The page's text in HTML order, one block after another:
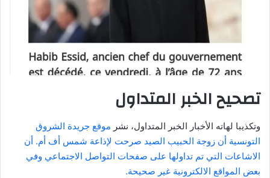
تصحيح الخبر المتداول
وتكذيبا لهاته الأخبار الخبر المتداول، نشر موقع جريدة الشروق
التونسية أن زوجة الحبيب الصيد صرحت لإذاعة شمس أف أم. أن
الاشاعات التي تم تداولها على صفحات التواصل الاجتماعي وفي
بعض المواقع الالكترونية غير صحيحة.